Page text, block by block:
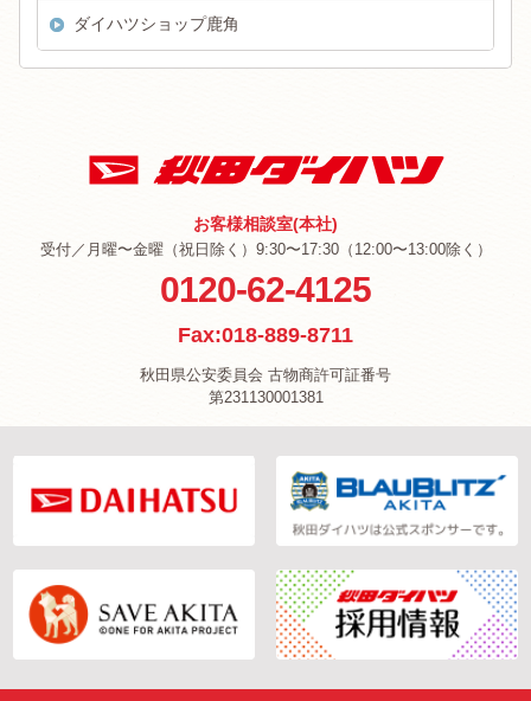
ダイハツショップ鹿角
お客様相談室(本社)
受付／月曜〜金曜（祝日除く）9:30〜17:30（12:00〜13:00除く）
0120-62-4125
Fax:018-889-8711
秋田県公安委員会 古物商許可証番号
第231130001381